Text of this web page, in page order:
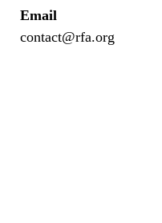
Email
contact@rfa.org